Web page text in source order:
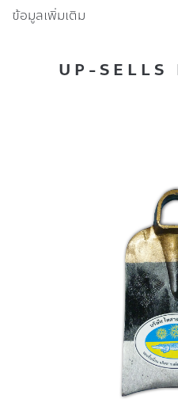
ข้อมูลเพิ่มเติม
UP-SELLS